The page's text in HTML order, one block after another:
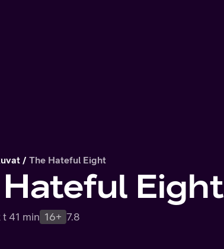
The Hateful Eight
Eight
t 41 min 16+ 7.8